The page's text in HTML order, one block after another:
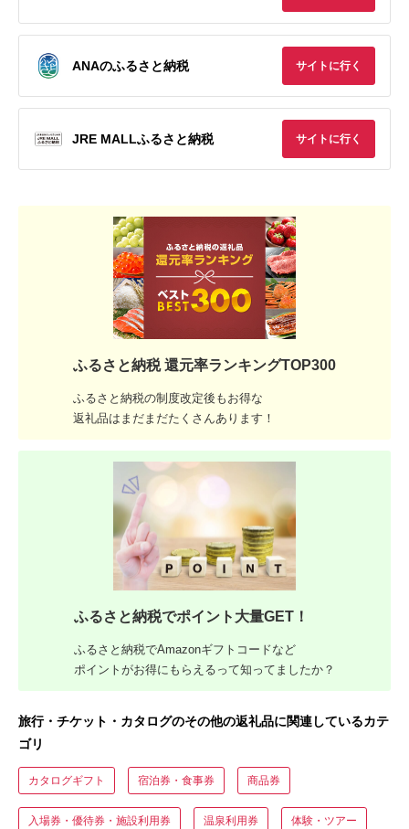
ANAのふるさと納税 サイトに行く
JRE MALLふるさと納税 サイトに行く
ふるさと納税 還元率ランキングTOP300
ふるさと納税の制度改定後もお得な
返礼品はまだまだたくさんあります！
ふるさと納税でポイント大量GET！
ふるさと納税でAmazonギフトコードなど
ポイントがお得にもらえるって知ってましたか？
旅行・チケット・カタログのその他の返礼品に関連しているカテ
ゴリ
カタログギフト 宿泊券・食事券 商品券
入場券・優待券・施設利用券 温泉利用券 体験・ツアー